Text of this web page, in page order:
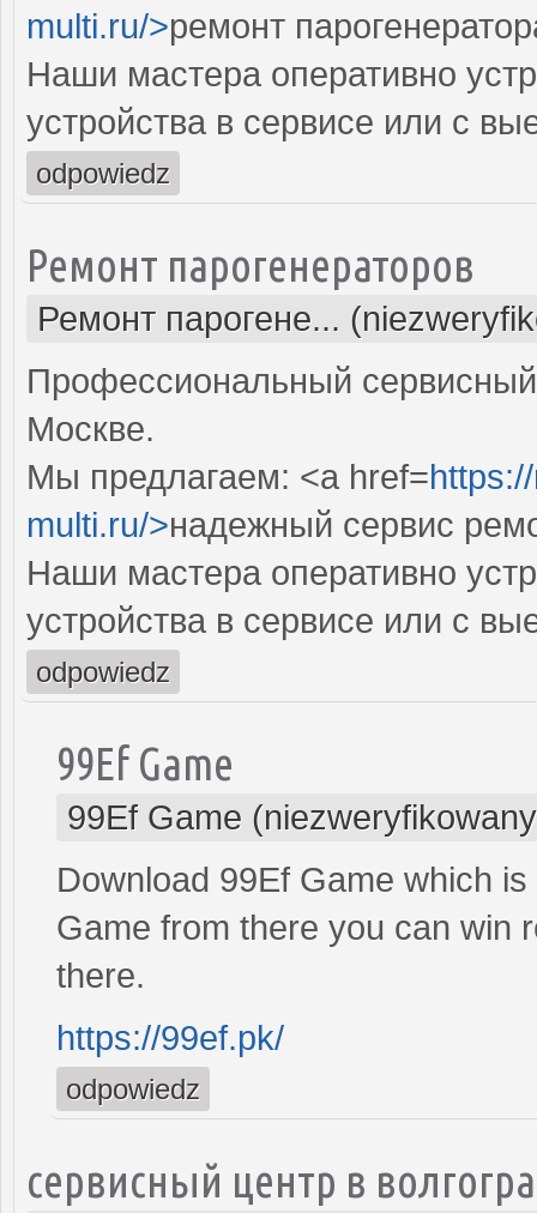
multi.ru/>ремонт
Наши мастера оперативно
устройства в сервисе или с
odpowiedz
Ремонт парогенераторов
Ремонт парогене...
Профессиональный
Москве.
Мы предлагаем: <a href=
multi.ru/>надежный сервис
Наши мастера оперативно
устройства в сервисе или с
odpowiedz
99Ef Game
99Ef Game
Download 99Ef Game which
Game from there you can win
there.
https://99ef.pk/
odpowiedz
сервисный центр в